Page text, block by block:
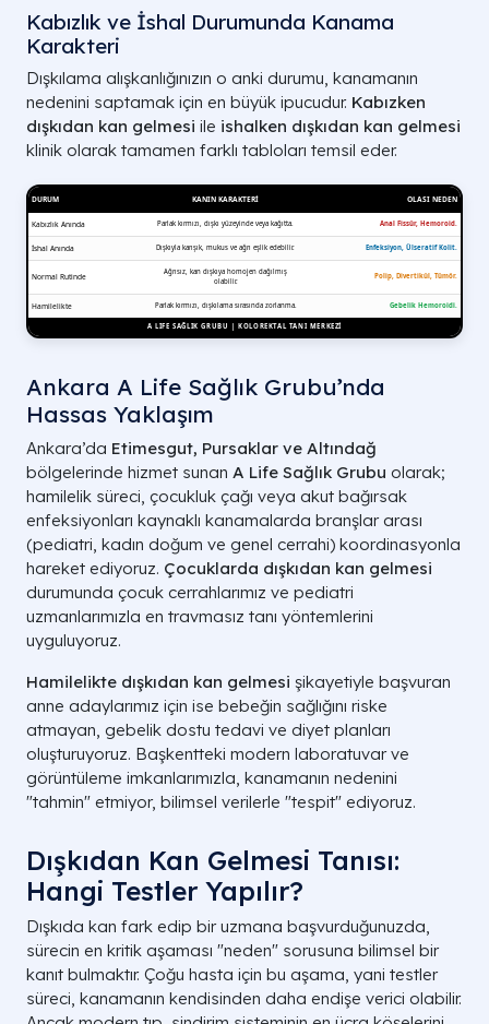
Kabızlık ve İshal Durumunda Kanama
Karakteri
Dışkılama alışkanlığınızın o anki durumu, kanamanın
nedenini saptamak için en büyük ipucudur. Kabızken
dışkıdan kan gelmesi ile ishalken dışkıdan kan gelmesi
klinik olarak tamamen farklı tabloları temsil eder.
Ankara A Life Sağlık Grubu’nda
Hassas Yaklaşım
Ankara’da Etimesgut, Pursaklar ve Altındağ
bölgelerinde hizmet sunan A Life Sağlık Grubu olarak;
hamilelik süreci, çocukluk çağı veya akut bağırsak
enfeksiyonları kaynaklı kanamalarda branşlar arası
(pediatri, kadın doğum ve genel cerrahi) koordinasyonla
hareket ediyoruz. Çocuklarda dışkıdan kan gelmesi
durumunda çocuk cerrahlarımız ve pediatri
uzmanlarımızla en travmasız tanı yöntemlerini
uyguluyoruz.
Hamilelikte dışkıdan kan gelmesi şikayetiyle başvuran
anne adaylarımız için ise bebeğin sağlığını riske
atmayan, gebelik dostu tedavi ve diyet planları
oluşturuyoruz. Başkentteki modern laboratuvar ve
görüntüleme imkanlarımızla, kanamanın nedenini
"tahmin" etmiyor, bilimsel verilerle "tespit" ediyoruz.
Dışkıdan Kan Gelmesi Tanısı:
Hangi Testler Yapılır?
Dışkıda kan fark edip bir uzmana başvurduğunuzda,
sürecin en kritik aşaması "neden" sorusuna bilimsel bir
kanıt bulmaktır. Çoğu hasta için bu aşama, yani testler
süreci, kanamanın kendisinden daha endişe verici olabilir.